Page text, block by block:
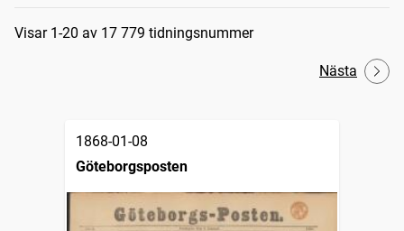
Sökresultat
Visar 1-20 av 17 779 tidningsnummer
Nästa
1868-01-08
Göteborgsposten